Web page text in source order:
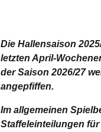
Die Hallensaison
letzten April-
der Saison 2026/27
angepfiffen.
Im allgemeinen
Staffeleinteilungen